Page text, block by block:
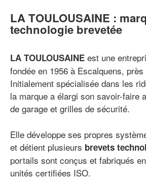
LA TOULOUSAINE :
technologie brevetée
LA TOULOUSAINE est une
fondée en 1956 à Escalquens, près
Initialement spécialisée dans les
la marque a élargi son savoir-faire
de garage et grilles de sécurité.
Elle développe ses propres
et détient plusieurs brevets
portails sont conçus et fabriqués
unités certifiées ISO.